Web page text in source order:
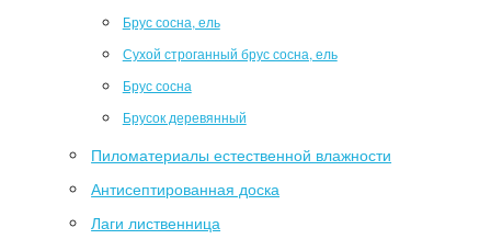
Брус сосна, ель
Сухой строганный брус сосна, ель
Брус сосна
Брусок деревянный
Пиломатериалы естественной влажности
Антисептированная доска
Лаги лиственница